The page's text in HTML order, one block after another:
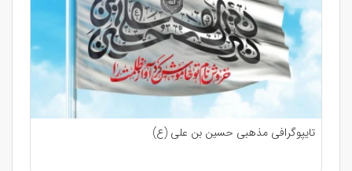
تایپوگرافی مذهبی حسین بن علی (ع)